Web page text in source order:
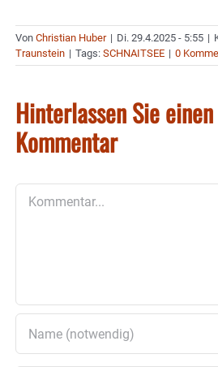
Von Christian Huber | Di. 29.4.2025 - 5:55 |
Traunstein | Tags: SCHNAITSEE | 0
Hinterlassen Sie einen
Kommentar